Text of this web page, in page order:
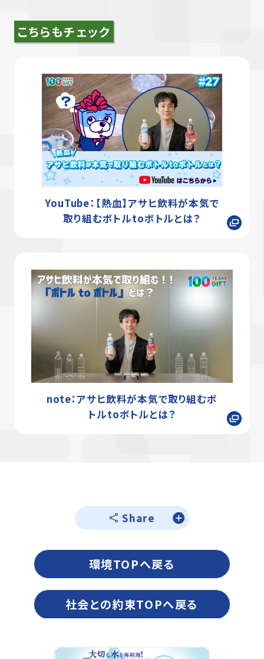
こちらもチェック
YouTube：【熱血】アサヒ飲料が本気で
取り組むボトルtoボトルとは？
note：アサヒ飲料が本気で取り組むボ
トルtoボトルとは？
Share
環境TOPへ戻る
社会との約束TOPへ戻る